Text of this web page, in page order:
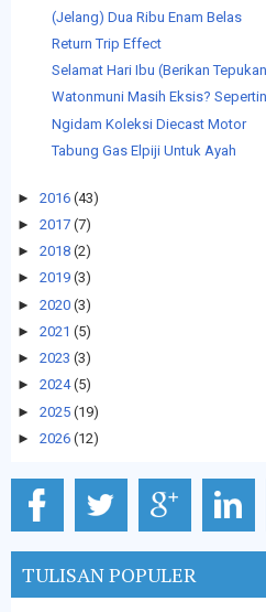
(Jelang) Dua Ribu Enam Belas
Return Trip Effect
Selamat Hari Ibu (Berikan
Watonmuni Masih Eksis?
Ngidam Koleksi Diecast Motor
Tabung Gas Elpiji Untuk Ayah
► 2016 (43)
► 2017 (7)
► 2018 (2)
► 2019 (3)
► 2020 (3)
► 2021 (5)
► 2023 (3)
► 2024(5)
► 2025 (19)
► 2026 (12)
TULISAN POPULER